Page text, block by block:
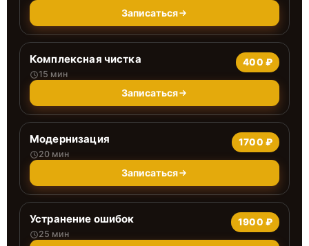
Записаться
Комплексная чистка
15 мин
400 ₽
Записаться
Модернизация
20 мин
1700 ₽
Записаться
Устранение ошибок
25 мин
1900 ₽